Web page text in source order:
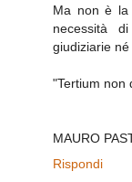
Ma non è la
necessità
giudiziarie
"Tertium non
MAURO
Rispondi